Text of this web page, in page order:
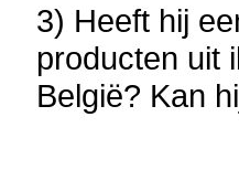
3) Heeft hij
producten uit
België? Kan